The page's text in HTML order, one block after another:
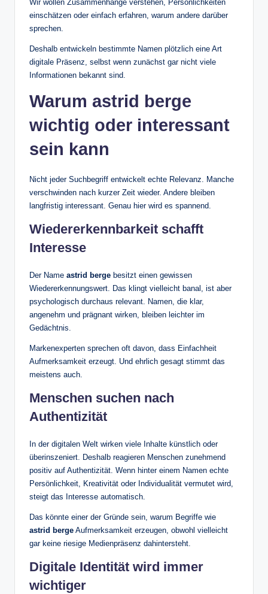
Wir wollen Zusammenhänge verstehen, Persönlichkeiten
einschätzen oder einfach erfahren, warum andere darüber
sprechen.
Deshalb entwickeln bestimmte Namen plötzlich eine Art
digitale Präsenz, selbst wenn zunächst gar nicht viele
Informationen bekannt sind.
Warum astrid berge
wichtig oder interessant
sein kann
Nicht jeder Suchbegriff entwickelt echte Relevanz. Manche
verschwinden nach kurzer Zeit wieder. Andere bleiben
langfristig interessant. Genau hier wird es spannend.
Wiedererkennbarkeit schafft
Interesse
Der Name astrid berge besitzt einen gewissen
Wiedererkennungswert. Das klingt vielleicht banal, ist aber
psychologisch durchaus relevant. Namen, die klar,
angenehm und prägnant wirken, bleiben leichter im
Gedächtnis.
Markenexperten sprechen oft davon, dass Einfachheit
Aufmerksamkeit erzeugt. Und ehrlich gesagt stimmt das
meistens auch.
Menschen suchen nach
Authentizität
In der digitalen Welt wirken viele Inhalte künstlich oder
überinszeniert. Deshalb reagieren Menschen zunehmend
positiv auf Authentizität. Wenn hinter einem Namen echte
Persönlichkeit, Kreativität oder Individualität vermutet wird,
steigt das Interesse automatisch.
Das könnte einer der Gründe sein, warum Begriffe wie
astrid berge Aufmerksamkeit erzeugen, obwohl vielleicht
gar keine riesige Medienpräsenz dahintersteht.
Digitale Identität wird immer
wichtiger